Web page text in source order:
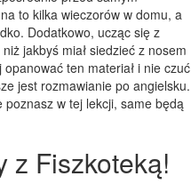
to kilka wieczorów w domu, a
Dodatkowo, ucząc się z
jakbyś miał siedzieć z nosem
ten materiał i nie czuć
jest rozmawianie po angielsku.
w tej lekcji, same będą
z Fiszkoteką!